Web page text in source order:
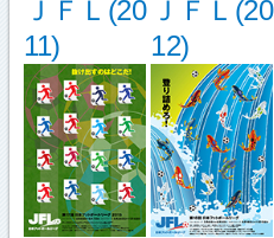
ＪＦＬ(20
11)
ＪＦＬ(20
12)